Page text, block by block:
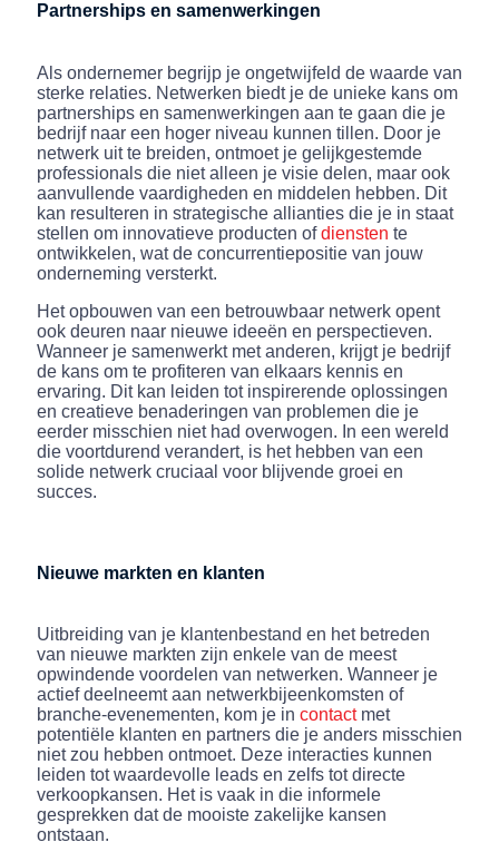
Partnerships en samenwerkingen
Als ondernemer begrijp je ongetwijfeld de waarde van
sterke relaties. Netwerken biedt je de unieke kans om
partnerships en samenwerkingen aan te gaan die je
bedrijf naar een hoger niveau kunnen tillen. Door je
netwerk uit te breiden, ontmoet je gelijkgestemde
professionals die niet alleen je visie delen, maar ook
aanvullende vaardigheden en middelen hebben. Dit
kan resulteren in strategische allianties die je in staat
stellen om innovatieve producten ofdiensten te
ontwikkelen, wat de concurrentiepositie van jouw
onderneming versterkt.
Het opbouwen van een betrouwbaar netwerk opent
ook deuren naar nieuwe ideeën en perspectieven.
Wanneer je samenwerkt met anderen, krijgt je bedrijf
de kans om te profiteren van elkaars kennis en
ervaring. Dit kan leiden tot inspirerende oplossingen
en creatieve benaderingen van problemen die je
eerder misschien niet had overwogen. In een wereld
die voortdurend verandert, is het hebben van een
solide netwerk cruciaal voor blijvende groei en
succes.
Nieuwe markten en klanten
Uitbreiding van je klantenbestand en het betreden
van nieuwe markten zijn enkele van de meest
opwindende voordelen van netwerken. Wanneer je
actief deelneemt aan netwerkbijeenkomsten of
branche-evenementen, kom je in contactmet
potentiële klanten en partners die je anders misschien
niet zou hebben ontmoet. Deze interacties kunnen
leiden tot waardevolle leads en zelfs tot directe
verkoopkansen. Het is vaak in die informele
gesprekken dat de mooiste zakelijke kansen
ontstaan.